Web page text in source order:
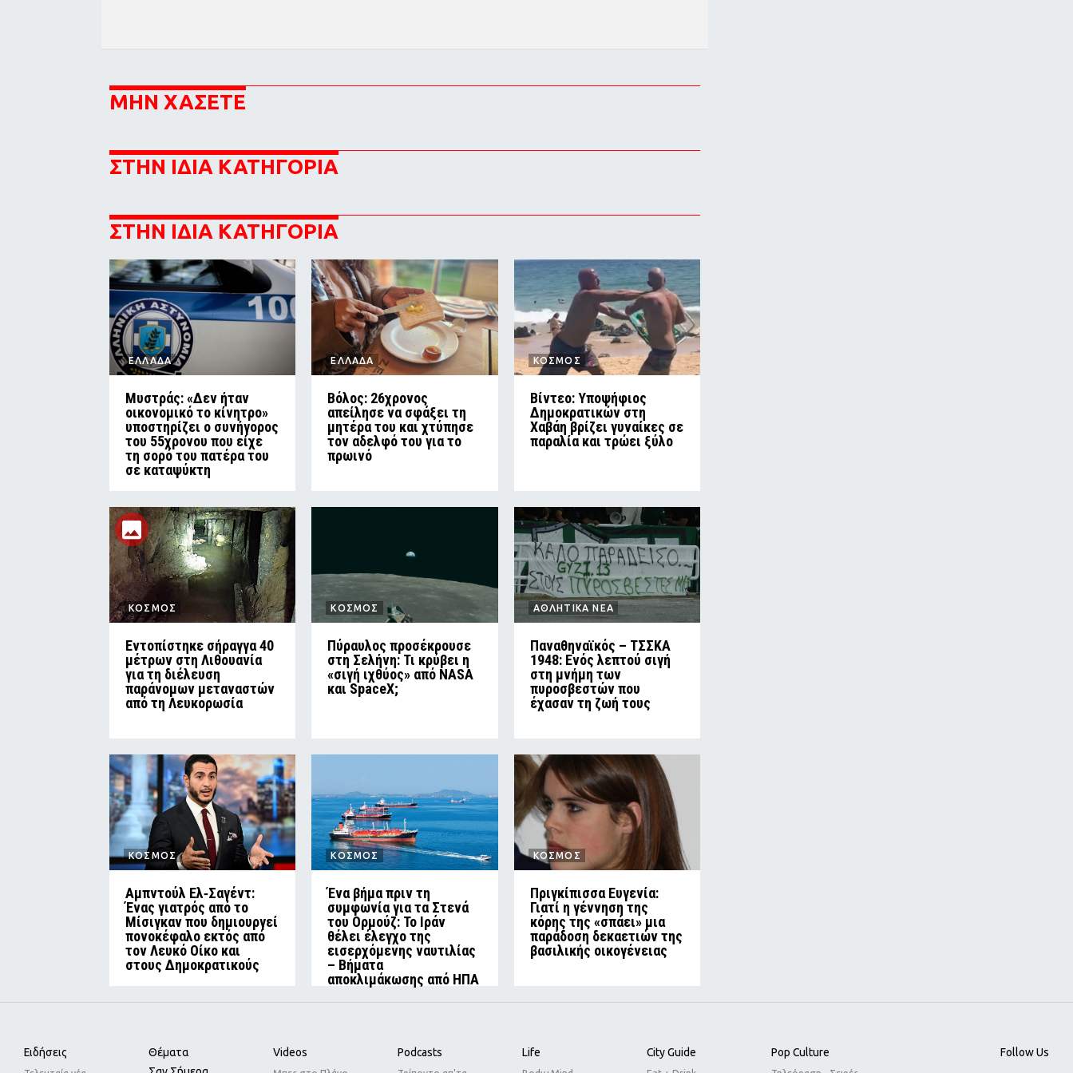
ΜΗΝ ΧΑΣΕΤΕ
ΣΤΗΝ ΙΔΙΑ ΚΑΤΗΓΟΡΙΑ
ΣΤΗΝ ΙΔΙΑ ΚΑΤΗΓΟΡΙΑ
ΕΛΛΑΔΑ
Μυστράς: «Δεν ήταν
οικονομικό το κίνητρο»
υποστηρίζει ο συνήγορος
του 55χρονου που είχε
τη σορό του πατέρα του
σε καταψύκτη
ΕΛΛΑΔΑ
Βόλος: 26χρονος
απείλησε να σφάξει τη
μητέρα του και χτύπησε
τον αδελφό του για το
πρωινό
ΚΟΣΜΟΣ
Βίντεο: Υποψήφιος
Δημοκρατικών στη
Χαβάη βρίζει γυναίκες σε
παραλία και τρώει ξύλο
ΚΟΣΜΟΣ
Εντοπίστηκε σήραγγα 40
μέτρων στη Λιθουανία
για τη διέλευση
παράνομων μεταναστών
από τη Λευκορωσία
ΚΟΣΜΟΣ
Πύραυλος προσέκρουσε
στη Σελήνη: Τι κρύβει η
«σιγή ιχθύος» από NASA
και SpaceX;
ΑΘΛΗΤΙΚΑ ΝΕΑ
Παναθηναϊκός – ΤΣΣΚΑ
1948: Ενός λεπτού σιγή
στη μνήμη των
πυροσβεστών που
έχασαν τη ζωή τους
ΚΟΣΜΟΣ
Αμπντούλ Ελ‑Σαγέντ:
Ένας γιατρός από το
Μίσιγκαν που δημιουργεί
πονοκέφαλο εκτός από
τον Λευκό Οίκο και
στους Δημοκρατικούς
ΚΟΣΜΟΣ
Ένα βήμα πριν τη
συμφωνία για τα Στενά
του Ορμούζ: Το Ιράν
θέλει έλεγχο της
εισερχόμενης ναυτιλίας
– Βήματα
αποκλιμάκωσης από ΗΠΑ
ΚΟΣΜΟΣ
Πριγκίπισσα Ευγενία:
Γιατί η γέννηση της
κόρης της «σπάει» μια
παράδοση δεκαετιών της
βασιλικής οικογένειας
Ειδήσεις
Θέματα
Videos Podcasts Life City Guide Pop Culture Follow Us